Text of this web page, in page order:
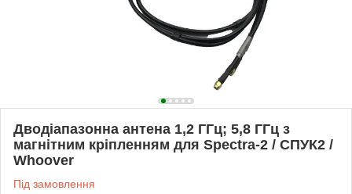
Дводіапазонна антена 1,2 ГГц; 5,8 ГГц з
магнітним кріпленням для Spectra-2 / СПУК2 /
Whoover
Під замовлення